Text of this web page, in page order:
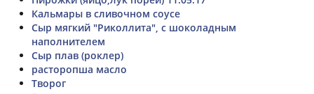
Кальмары в сливочном соусе
Сыр мягкий "Риколлита", с шоколадным
наполнителем
Сыр плав (роклер)
расторопша масло
Творог